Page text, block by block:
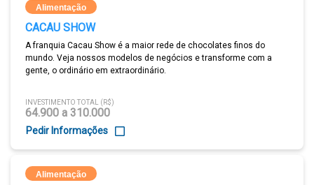
Alimentação
CACAU SHOW
A franquia Cacau Show é a maior rede de chocolates finos do
mundo. Veja nossos modelos de negócios e transforme com a
gente, o ordinário em extraordinário.
INVESTIMENTO TOTAL (R$)
64.900 a 310.000
Pedir Informações
Alimentação